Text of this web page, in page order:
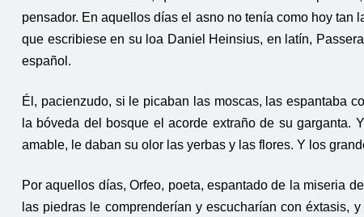
pensador. En aquellos días el asno no tenía como hoy
que escribiese en su loa Daniel Heinsius, en latín,
español.
Él, pacienzudo, si le picaban las moscas, las espantaba
la bóveda del bosque el acorde extraño de su garganta.
amable, le daban su olor las yerbas y las flores. Y los
Por aquellos días, Orfeo, poeta, espantado de la miseria
las piedras le comprenderían y escucharían con éxtasis,